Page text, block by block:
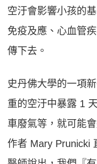
空汙會影響小孩的
免疫及應、心血管
傳下去。
史丹佛大學的一項
重的空汙中暴露 1
車廢氣等，就可能
作者 Mary Prunicki